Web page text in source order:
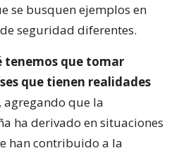
se busquen ejemplos en
seguridad diferentes.
tenemos que tomar
que tienen realidades
agregando que la
ha derivado en situaciones
han contribuido a la